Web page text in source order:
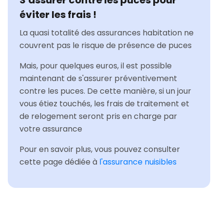
éviter les frais !
La quasi totalité des assurances habitation ne
couvrent pas le risque de présence de puces
Mais, pour quelques euros, il est possible
maintenant de s'assurer préventivement
contre les puces. De cette manière, si un jour
vous étiez touchés, les frais de traitement et
de relogement seront pris en charge par
votre assurance
Pour en savoir plus, vous pouvez consulter
cette page dédiée à l'assurance nuisibles